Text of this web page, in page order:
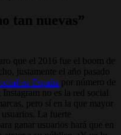
tan nuevas”
que el 2016 fue el boom de
justamente el año pasado
en España por número de
no es la red social
pero sí en la que mayor
usuarios. La fuerte
ganar usuarios hará que en